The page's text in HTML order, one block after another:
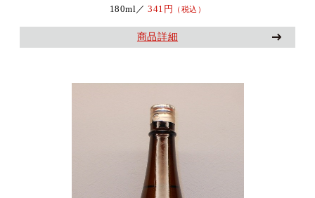
180ml／341円 （税込）
商品詳細